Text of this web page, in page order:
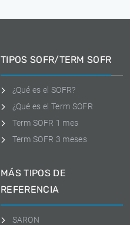
TIPOS SOFR/TERM SOFR
¿Qué es el SOFR?
¿Qué es el Term SOFR
Term SOFR 1 mes
Term SOFR 3 meses
MÁS TIPOS DE
REFERENCIA
SARON